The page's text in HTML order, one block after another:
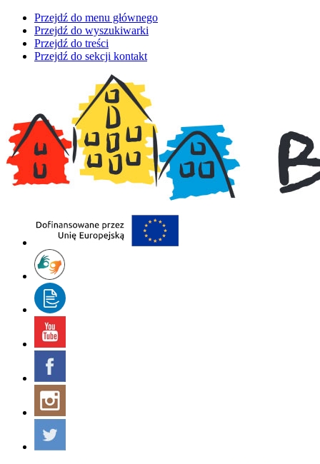
Przejdź do menu głównego
Przejdź do wyszukiwarki
Przejdź do treści
Przejdź do sekcji kontakt